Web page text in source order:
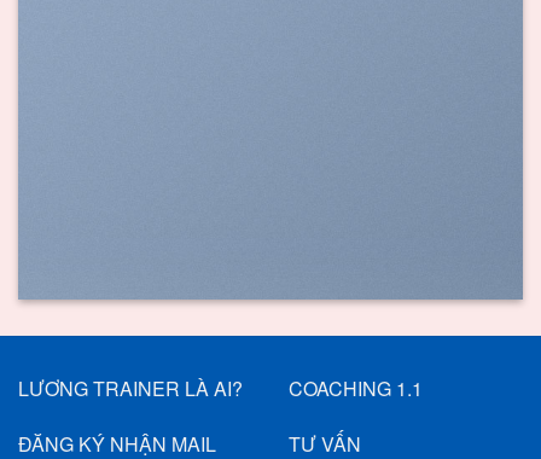
LƯƠNG TRAINER LÀ AI?
ĐĂNG KÝ NHẬN MAIL
COACHING 1.1
TƯ VẤN